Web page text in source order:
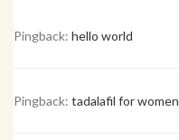
Pingback: hello world
Pingback: tadalafil for women